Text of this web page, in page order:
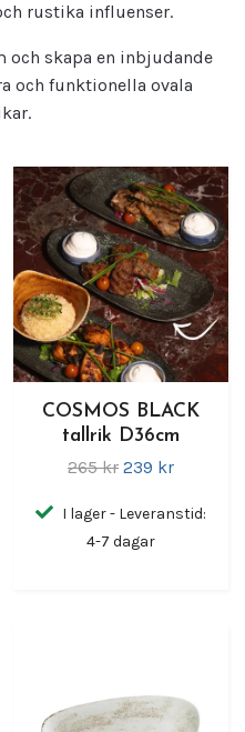
rustika influenser.
och skapa en inbjudande
och funktionella ovala
COSMOS BLACK
tallrik D36cm
265 kr 239 kr
I lager - Leveranstid:
4-7 dagar